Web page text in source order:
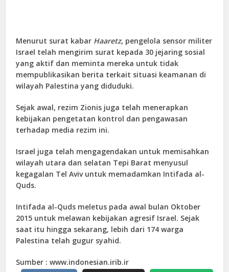
Menurut surat kabar Haaretz, pengelola sensor militer
Israel telah mengirim surat kepada 30 jejaring sosial
yang aktif dan meminta mereka untuk tidak
mempublikasikan berita terkait situasi keamanan di
wilayah Palestina yang diduduki.
Sejak awal, rezim Zionis juga telah menerapkan
kebijakan pengetatan kontrol dan pengawasan
terhadap media rezim ini.
Israel juga telah mengagendakan untuk memisahkan
wilayah utara dan selatan Tepi Barat menyusul
kegagalan Tel Aviv untuk memadamkan Intifada al-
Quds.
Intifada al-Quds meletus pada awal bulan Oktober
2015 untuk melawan kebijakan agresif Israel. Sejak
saat itu hingga sekarang, lebih dari 174 warga
Palestina telah gugur syahid.
Sumber : www.indonesian.irib.ir